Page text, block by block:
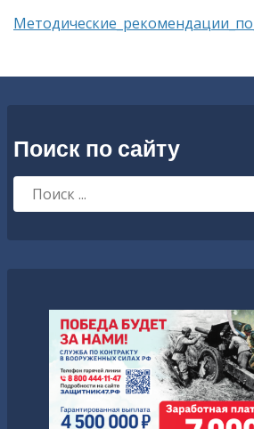
Поиск по сайту
Искать: